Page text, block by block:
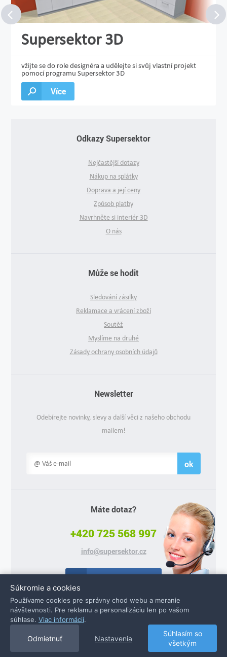
Supersektor 3D
vžijte se do role designéra a udělejte si svůj vlastní projekt
pomocí programu Supersektor 3D
Více
Odkazy Supersektor
Nejčastější dotazy
Nákup na splátky
Doprava a její ceny
Způsob platby
Navrhněte si interiér 3D
O nás
Může se hodit
Sledování zásilky
Reklamace a vrácení zboží
Soutěž
Myslíme na druhé
Zásady ochrany osobních údajů
Newsletter
Odebírejte novinky, slevy a další věci z našeho obchodu
mailem!
ok
Máte dotaz?
+420 725 568 997
info@supersektor.cz
© 2026 Supersektor.cz - všechna práva vyhrazena
Súkromie a cookies
Používame cookies pre správny chod webu a meranie
návštevnosti. Pre reklamu a personalizáciu len po vašom
súhlase. Viac informácií.
Odmietnuť Nastavenia
Súhlasím so
všetkým